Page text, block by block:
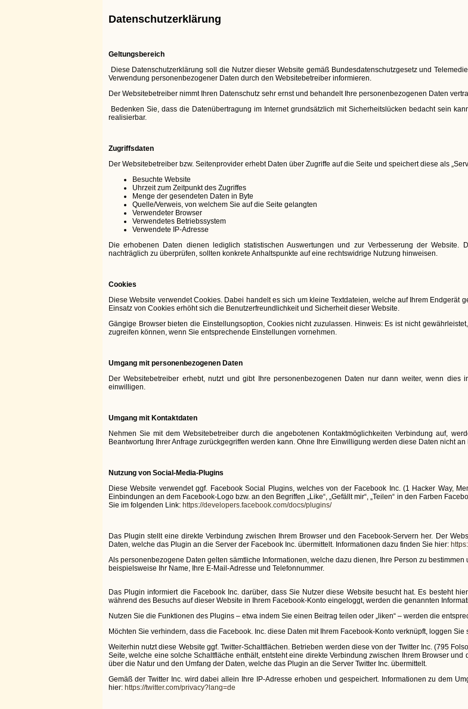
Datenschutzerklärung
Geltungsbereich
Diese Datenschutzerklärung soll die Nutzer dieser Website gemäß Bundesdatenschutzgesetz und
Verwendung personenbezogener Daten durch den Websitebetreiber informieren.
Der Websitebetreiber nimmt Ihren Datenschutz sehr ernst und behandelt Ihre personenbezogenen Daten
Bedenken Sie, dass die Datenübertragung im Internet grundsätzlich mit Sicherheitslücken bedacht sein
realisierbar.
Zugriffsdaten
Der Websitebetreiber bzw. Seitenprovider erhebt Daten über Zugriffe auf die Seite und speichert diese als
Besuchte Website
Uhrzeit zum Zeitpunkt des Zugriffes
Menge der gesendeten Daten in Byte
Quelle/Verweis, von welchem Sie auf die Seite gelangten
Verwendeter Browser
Verwendetes Betriebssystem
Verwendete IP-Adresse
Die erhobenen Daten dienen lediglich statistischen Auswertungen und zur Verbesserung der Website.
nachträglich zu überprüfen, sollten konkrete Anhaltspunkte auf eine rechtswidrige Nutzung hinweisen.
Cookies
Diese Website verwendet Cookies. Dabei handelt es sich um kleine Textdateien, welche auf Ihrem Endgerät
Einsatz von Cookies erhöht sich die Benutzerfreundlichkeit und Sicherheit dieser Website.
Gängige Browser bieten die Einstellungsoption, Cookies nicht zuzulassen. Hinweis: Es ist nicht
zugreifen können, wenn Sie entsprechende Einstellungen vornehmen.
Umgang mit personenbezogenen Daten
Der Websitebetreiber erhebt, nutzt und gibt Ihre personenbezogenen Daten nur dann weiter, wenn
einwilligen.
Umgang mit Kontaktdaten
Nehmen Sie mit dem Websitebetreiber durch die angebotenen Kontaktmöglichkeiten Verbindung auf,
Beantwortung Ihrer Anfrage zurückgegriffen werden kann. Ohne Ihre Einwilligung werden diese Daten nicht an
Nutzung von Social-Media-Plugins
Diese Website verwendet ggf. Facebook Social Plugins, welches von der Facebook Inc. (1 Hacker Way,
Einbindungen an dem Facebook-Logo bzw. an den Begriffen „Like“, „Gefällt mir“, „Teilen“ in den Farben
Sie im folgenden Link: https://developers.facebook.com/docs/plugins/
Das Plugin stellt eine direkte Verbindung zwischen Ihrem Browser und den Facebook-Servern her. Der
Daten, welche das Plugin an die Server der Facebook Inc. übermittelt. Informationen dazu finden Sie hier:
Als personenbezogene Daten gelten sämtliche Informationen, welche dazu dienen, Ihre Person zu
beispielsweise Ihr Name, Ihre E-Mail-Adresse und Telefonnummer.
Das Plugin informiert die Facebook Inc. darüber, dass Sie Nutzer diese Website besucht hat. Es besteht
während des Besuchs auf dieser Website in Ihrem Facebook-Konto eingeloggt, werden die genannten
Nutzen Sie die Funktionen des Plugins – etwa indem Sie einen Beitrag teilen oder „liken“ – werden die
Möchten Sie verhindern, dass die Facebook. Inc. diese Daten mit Ihrem Facebook-Konto verknüpft, loggen
Weiterhin nutzt diese Website ggf. Twitter-Schaltflächen. Betrieben werden diese von der Twitter Inc. (795
Seite, welche eine solche Schaltfläche enthält, entsteht eine direkte Verbindung zwischen Ihrem Browser
über die Natur und den Umfang der Daten, welche das Plugin an die Server Twitter Inc. übermittelt.
Gemäß der Twitter Inc. wird dabei allein Ihre IP-Adresse erhoben und gespeichert. Informationen zu dem
hier: https://twitter.com/privacy?lang=de